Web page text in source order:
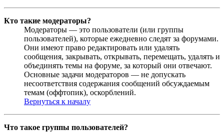
Кто такие модераторы?
Модераторы — это пользователи (или группы
пользователей), которые ежедневно следят за форумами.
Они имеют право редактировать или удалять
сообщения, закрывать, открывать, перемещать, удалять и
объединять темы на форуме, за который они отвечают.
Основные задачи модераторов — не допускать
несоответствия содержания сообщений обсуждаемым
темам (оффтопик), оскорблений.
Вернуться к началу
Что такое группы пользователей?